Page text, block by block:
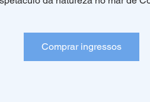
Comprar ingressos